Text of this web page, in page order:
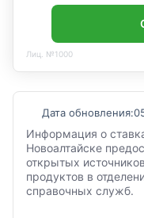
Лиц. №1000
Дата обновления:
Информация о
Новоалтайске
открытых
продуктов в
справочных служб.